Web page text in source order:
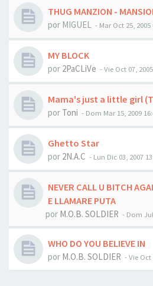
THUG MANZION -
por MIGUEL - Mar Oct 25, 2005
MY BLOCK
por 2PaCLiVe -Vie Oct 07,
Mama's just a little girl
por Toni - Dom Mar 15, 2009
Ghetto Star
por 2N.A.C - Lun Dic 03, 2007
NEVER CALL U BITCH
E LLAMARE PUTA
por M.O.B. SOLDIER - Dom
WHO DO YOU BELIEVE IN
por M.O.B. SOLDIER -Vie Oct